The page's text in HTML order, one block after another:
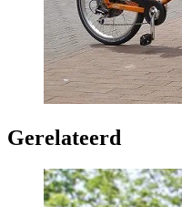
Gerelateerd